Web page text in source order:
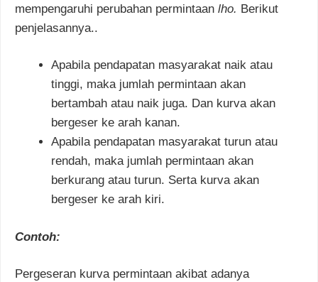
mempengaruhi perubahan permintaan lho. Berikut
penjelasannya..
Apabila pendapatan masyarakat naik atau
tinggi, maka jumlah permintaan akan
bertambah atau naik juga. Dan kurva akan
bergeser ke arah kanan.
Apabila pendapatan masyarakat turun atau
rendah, maka jumlah permintaan akan
berkurang atau turun. Serta kurva akan
bergeser ke arah kiri.
Contoh:
Pergeseran kurva permintaan akibat adanya